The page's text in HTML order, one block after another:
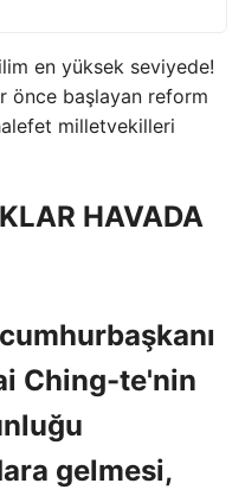
en yüksek seviyede!
önce başlayan reform
milletvekilleri
HAVADA
Ching-te'nin
gelmesi,